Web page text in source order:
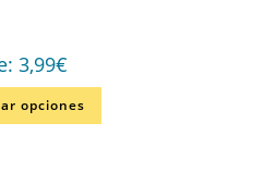
3,99€
opciones